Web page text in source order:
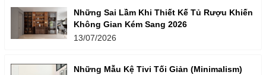
Những Sai Lầm Khi Thiết Kế Tủ Rượu Khiến
Không Gian Kém Sang 2026
13/07/2026
Những Mẫu Kệ Tivi Tối Giản (Minimalism)